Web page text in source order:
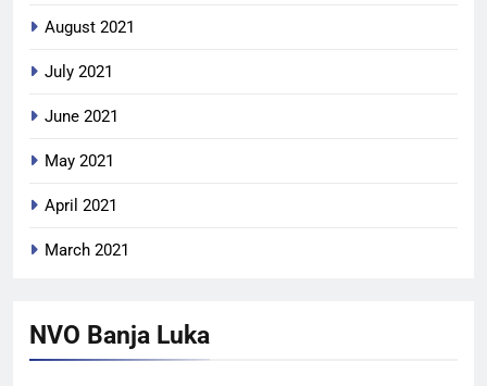
August 2021
July 2021
June 2021
May 2021
April 2021
March 2021
NVO Banja Luka